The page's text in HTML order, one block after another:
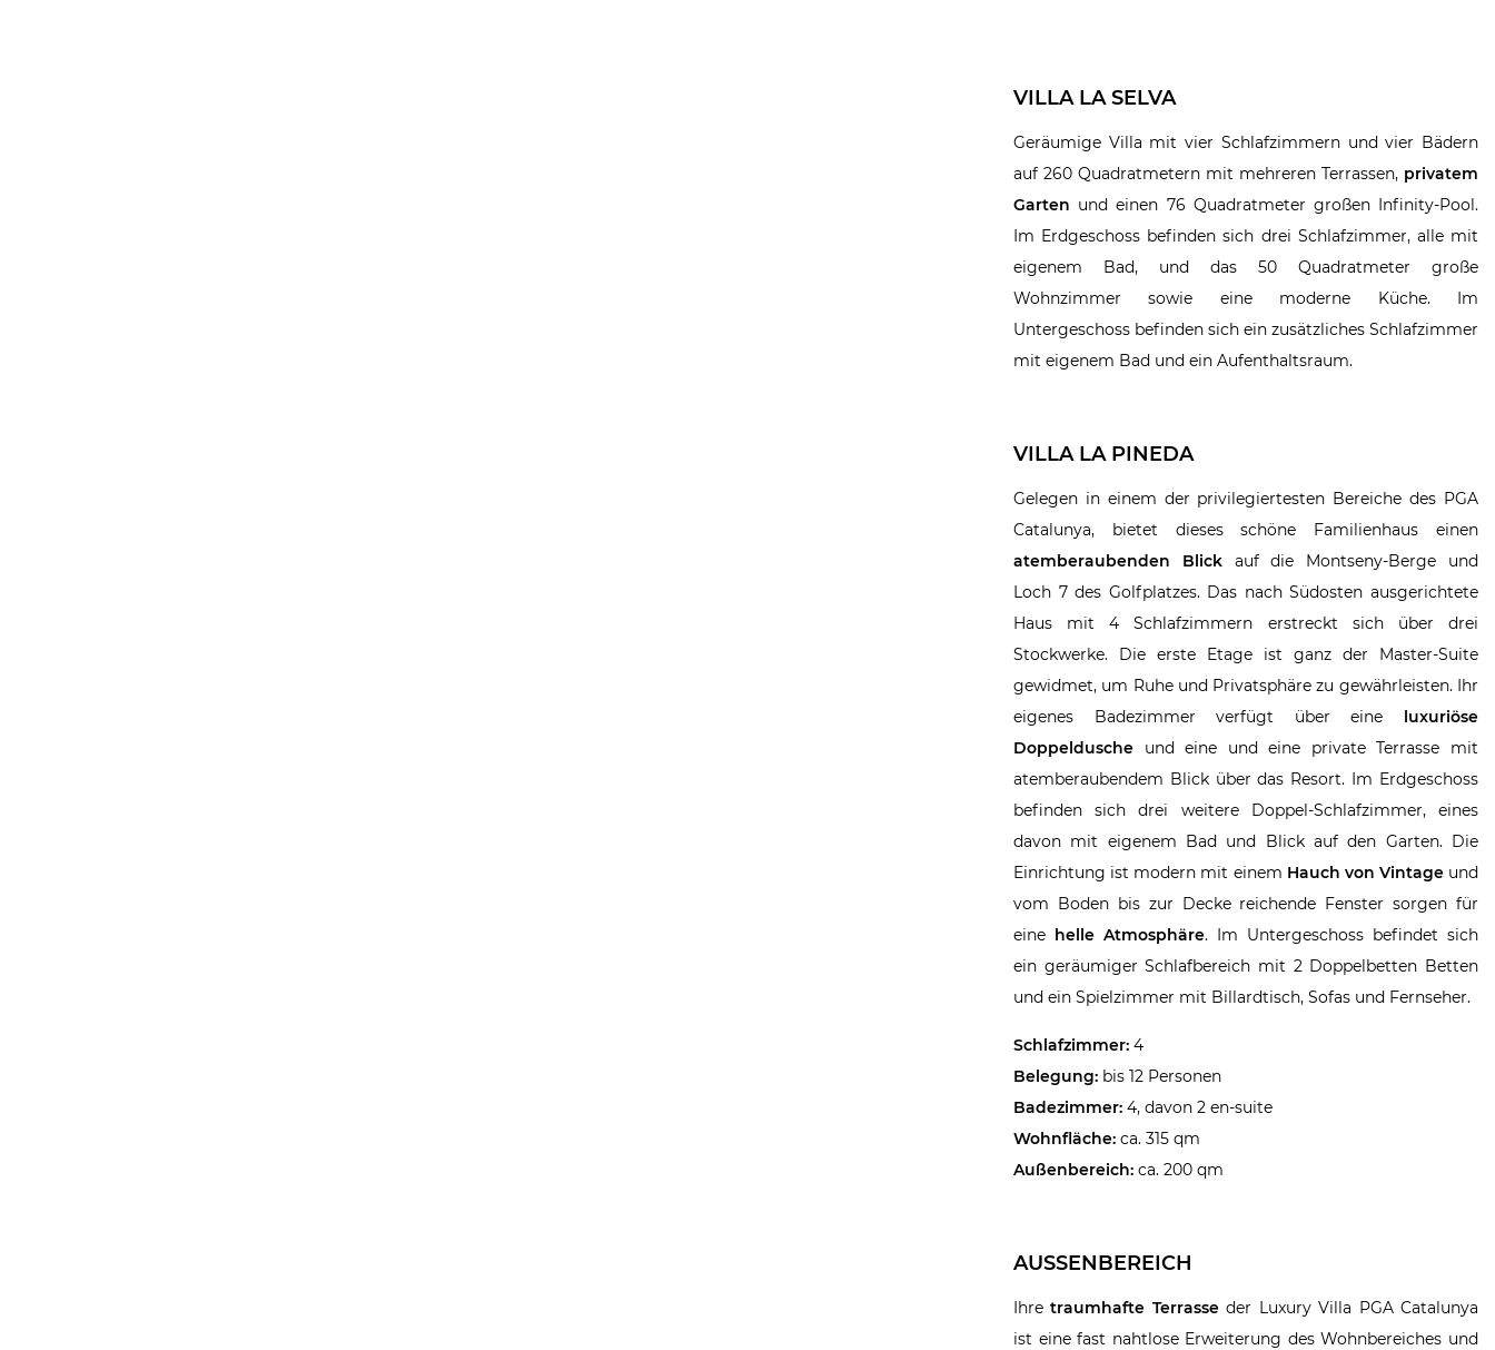
VILLA LA SELVA
Geräumige Villa mit vier Schlafzimmern und vier Bädern
auf 260 Quadratmetern mit mehreren Terrassen, privatem
Garten und einen 76 Quadratmeter großen Infinity-Pool.
Im Erdgeschoss befinden sich drei Schlafzimmer, alle mit
eigenem Bad, und das 50 Quadratmeter große
Wohnzimmer sowie eine moderne Küche. Im
Untergeschoss befinden sich ein zusätzliches Schlafzimmer
mit eigenem Bad und ein Aufenthaltsraum.
VILLA LA PINEDA
Gelegen in einem der privilegiertesten Bereiche des PGA
Catalunya, bietet dieses schöne Familienhaus einen
atemberaubenden Blickauf die Montseny-Berge und
Loch 7 des Golfplatzes. Das nach Südosten ausgerichtete
Haus mit 4 Schlafzimmern erstreckt sich über drei
Stockwerke. Die erste Etage ist ganz der Master-Suite
gewidmet, um Ruhe und Privatsphäre zu gewährleisten. Ihr
eigenes Badezimmer verfügt über eine luxuriöse
Doppeldusche und eine und eine private Terrasse mit
atemberaubendem Blick über das Resort. Im Erdgeschoss
befinden sich drei weitere Doppel-Schlafzimmer, eines
davon mit eigenem Bad und Blick auf den Garten. Die
Einrichtung ist modern mit einem Hauch von Vintageund
vom Boden bis zur Decke reichende Fenster sorgen für
eine helle Atmosphäre. Im Untergeschoss befindet sich
ein geräumiger Schlafbereich mit 2 Doppelbetten Betten
und ein Spielzimmer mit Billardtisch, Sofas und Fernseher.
Schlafzimmer: 4
Belegung: bis 12 Personen
Badezimmer: 4, davon 2 en-suite
Wohnfläche: ca. 315 qm
Außenbereich: ca. 200 qm
AUSSENBEREICH
Ihretraumhafte Terrasseder Luxury Villa PGA Catalunya
ist eine fast nahtlose Erweiterung des Wohnbereiches und